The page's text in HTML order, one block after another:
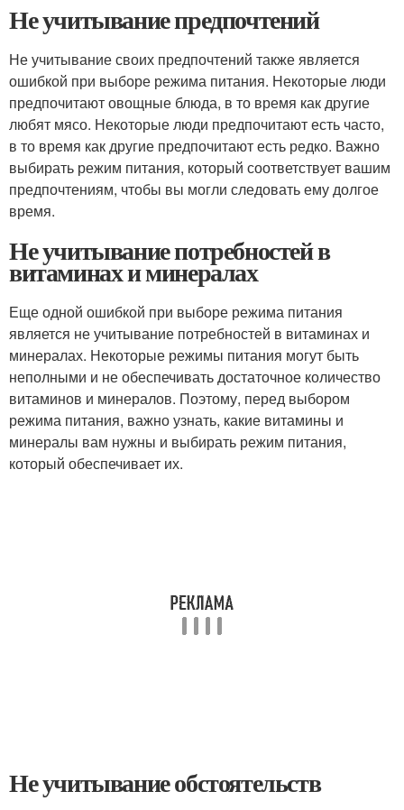
Не учитывание предпочтений
Не учитывание своих предпочтений также является
ошибкой при выборе режима питания. Некоторые люди
предпочитают овощные блюда, в то время как другие
любят мясо. Некоторые люди предпочитают есть часто,
в то время как другие предпочитают есть редко. Важно
выбирать режим питания, который соответствует вашим
предпочтениям, чтобы вы могли следовать ему долгое
время.
Не учитывание потребностей в
витаминах и минералах
Еще одной ошибкой при выборе режима питания
является не учитывание потребностей в витаминах и
минералах. Некоторые режимы питания могут быть
неполными и не обеспечивать достаточное количество
витаминов и минералов. Поэтому, перед выбором
режима питания, важно узнать, какие витамины и
минералы вам нужны и выбирать режим питания,
который обеспечивает их.
Не учитывание обстоятельств